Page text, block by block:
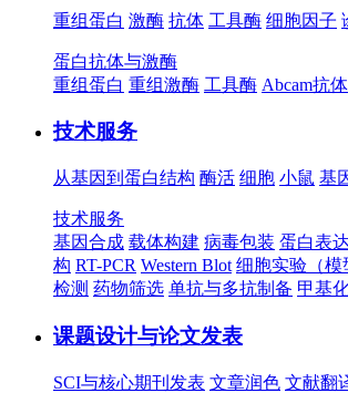
重组蛋白 激酶 抗体 工具酶 细胞因子
蛋白抗体与激酶
重组蛋白 重组激酶 工具酶 Abcam抗体
技术服务
从基因到蛋白结构 酶活 细胞 小鼠 基
技术服务
基因合成 载体构建 病毒包装 蛋白表
构 RT-PCR Western Blot 细胞实验（模
检测 药物筛选 单抗与多抗制备 甲基
课题设计与论文发表
SCI与核心期刊发表 文章润色 文献翻